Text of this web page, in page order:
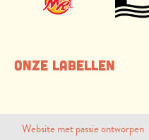
Onze labellen
Website met passie ontworpen